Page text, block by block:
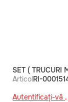
SET ( TRUCURI
Articol RI-
Autentificați-vă ,